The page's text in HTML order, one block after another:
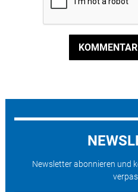
Newsletter abonnieren und